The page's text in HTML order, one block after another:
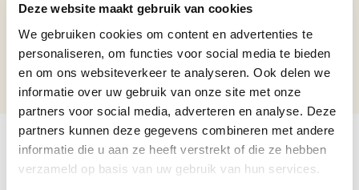
Deze website maakt gebruik van cookies
We gebruiken cookies om content en advertenties te
personaliseren, om functies voor social media te bieden
en om ons websiteverkeer te analyseren. Ook delen we
informatie over uw gebruik van onze site met onze
partners voor social media, adverteren en analyse. Deze
partners kunnen deze gegevens combineren met andere
informatie die u aan ze heeft verstrekt of die ze hebben
verzameld op basis van uw gebruik van hun services.
Gietijzeren Hubley Kattendeurstopper
Netto gewicht: 2.4 kg
Hoogte: 26.1 cm
Lengte: 13.2 cm